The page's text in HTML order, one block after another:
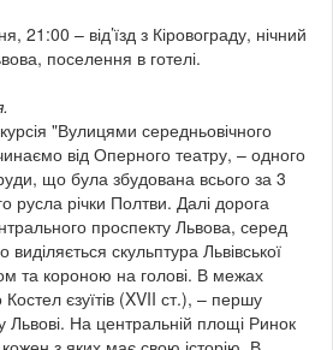
21:00 – від’їзд з Кіровограду, нічний
поселення в готелі.
"Вулицями середньовічного
від Оперного театру, – одного
що була збудована всього за 3
русла річки Полтви. Далі дорога
проспекту Львова, серед
скульптура Львівської
та короною на голові. В межах
єзуїтів (XVII ст.), – першу
Львові. На центральній площі Ринок